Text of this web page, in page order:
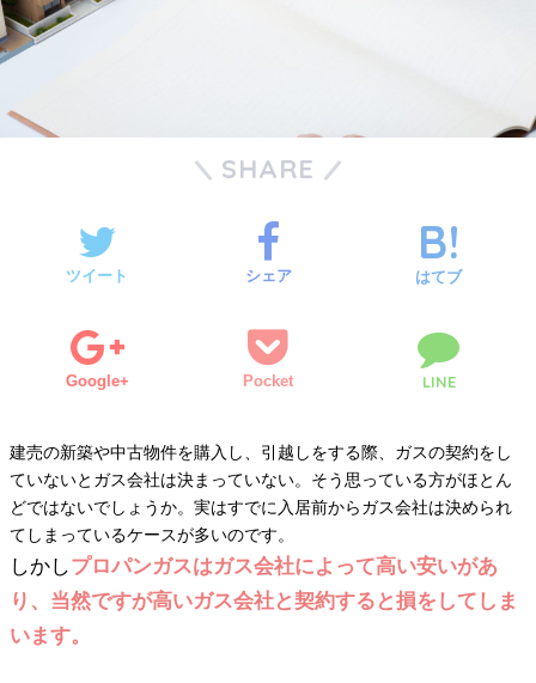
SHARE
ツイート シェア はてブ
Google+ Pocket LINE
建売の新築や中古物件を購入し、引越しをする際、ガスの契約をし
ていないとガス会社は決まっていない。そう思っている方がほとん
どではないでしょうか。実はすでに入居前からガス会社は決められ
てしまっているケースが多いのです。
しかしプロパンガスはガス会社によって高い安いがあ
り、当然ですが高いガス会社と契約すると損をしてしま
います。